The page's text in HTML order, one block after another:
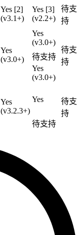
Yes [2]
(v3.1+)
Yes [3]
(v2.2+)
待支
持
Yes
(v3.0+)
Yes
(v3.0+)
待支
持
待支持
Yes
(v3.0+)
Yes
(v3.2.3+)
Yes
待支
持
待支持